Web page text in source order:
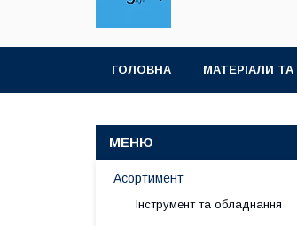
ГОЛОВНА МАТЕРІАЛИ
Асортимент
Інструмент та обладнання